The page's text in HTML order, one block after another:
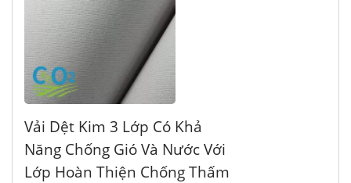
Vải Dệt Kim 3 Lớp Có Khả
Năng Chống Gió Và Nước Với
Lớp Hoàn Thiện Chống Thấm